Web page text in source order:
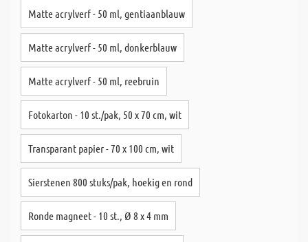
Matte acrylverf - 50 ml, gentiaanblauw
Matte acrylverf - 50 ml, donkerblauw
Matte acrylverf - 50 ml, reebruin
Fotokarton - 10 st./pak, 50 x 70 cm, wit
Transparant papier - 70 x 100 cm, wit
Sierstenen 800 stuks/pak, hoekig en rond
Ronde magneet - 10 st., Ø 8 x 4 mm